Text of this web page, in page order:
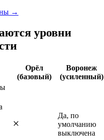
→
уровни
Орёл
(базовый)
Воронеж
(усиленный)
Да, по
умолчанию
выключена